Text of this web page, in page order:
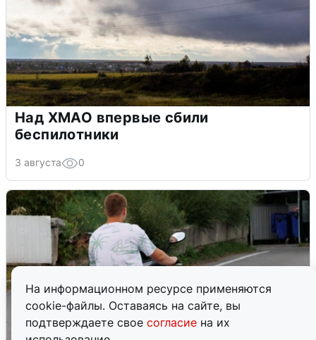
На информационном ресурсе применяются
cookie-файлы. Оставаясь на сайте, вы
подтверждаете свое согласие на их
Над ХМАО впервые сбили
беспилотники
3 августа 0